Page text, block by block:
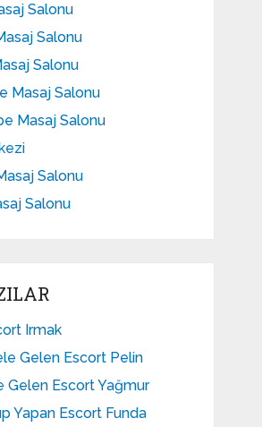
Salonu
Salonu
Salonu
Masaj Salonu
Masaj Salonu
Salonu
Salonu
Irmak
Gelen Escort Pelin
Gelen Escort Yağmur
Yapan Escort Funda